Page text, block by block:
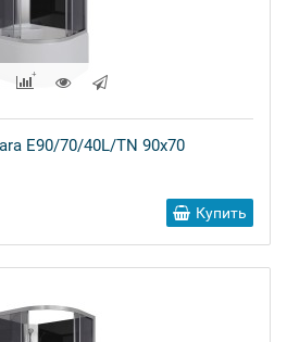
E90/70/40L/TN 90x70
Купить